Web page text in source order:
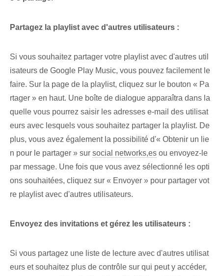
Partagez la playlist avec d'autres utilisateurs :
Si vous souhaitez partager votre playlist avec d'autres util
isateurs de Google Play Music, vous pouvez facilement le
faire. Sur la page de la playlist, cliquez sur le bouton « Pa
rtager » en haut. Une boîte de dialogue apparaîtra dans la
quelle vous pourrez saisir les adresses e-mail⁢ des utilisat
eurs‍ avec lesquels vous souhaitez partager la playlist. De
plus, vous avez également la possibilité d'« Obtenir un lie
n pour le partager » sur social networks,es ou envoyez-le
par message. Une fois que vous avez sélectionné les opti
ons souhaitées, cliquez sur « Envoyer » pour partager vot
re playlist avec d'autres utilisateurs.
Envoyez des invitations et gérez les utilisateurs :
Si vous partagez une liste de lecture avec d'autres utilisat
eurs et souhaitez plus de contrôle sur qui peut y accéder,